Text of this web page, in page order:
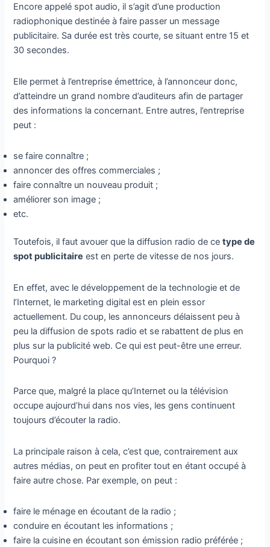
Encore appelé spot audio, il s’agit d’une production
radiophonique destinée à faire passer un message
publicitaire. Sa durée est très courte, se situant entre 15 et
30 secondes.
Elle permet à l’entreprise émettrice, à l’annonceur donc,
d’atteindre un grand nombre d’auditeurs afin de partager
des informations la concernant. Entre autres, l’entreprise
peut :
se faire connaître ;
annoncer des offres commerciales ;
faire connaître un nouveau produit ;
améliorer son image ;
etc.
Toutefois, il faut avouer que la diffusion radio de cetype de
spot publicitaire est en perte de vitesse de nos jours.
En effet, avec le développement de la technologie et de
l’Internet, le marketing digital est en plein essor
actuellement. Du coup, les annonceurs délaissent peu à
peu la diffusion de spots radio et se rabattent de plus en
plus sur la publicité web. Ce qui est peut-être une erreur.
Pourquoi ?
Parce que, malgré la place qu’Internet ou la télévision
occupe aujourd’hui dans nos vies, les gens continuent
toujours d’écouter la radio.
La principale raison à cela, c’est que, contrairement aux
autres médias, on peut en profiter tout en étant occupé à
faire autre chose. Par exemple, on peut :
faire le ménage en écoutant de la radio ;
conduire en écoutant les informations ;
faire la cuisine en écoutant son émission radio préférée ;